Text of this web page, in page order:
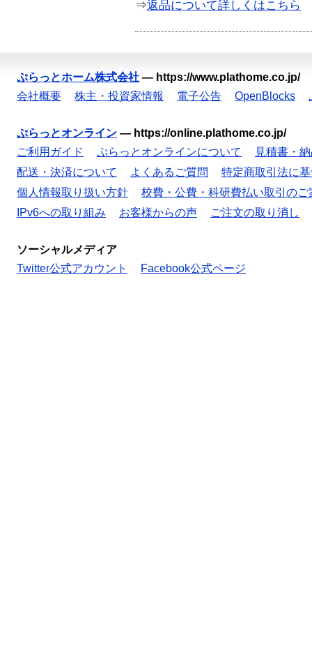
⇒返品について詳しくはこちら
ぷらっとホーム株式会社 — https://www.plathome.co.jp/
会社概要
株主・投資家情報 電子公告 OpenBlocks
ぷらっとオンライン — https://online.plathome.co.jp/
ご利用ガイド
ぷらっとオンラインについて
見積書・
配送・決済について
よくあるご質問
特定商取引法に
個人情報取り扱い方針
校費・公費・科研費払い取引のご
IPv6への取り組み
お客様からの声 ご注文の取り消し
ソーシャルメディア
Twitter公式アカウント
Facebook公式ページ